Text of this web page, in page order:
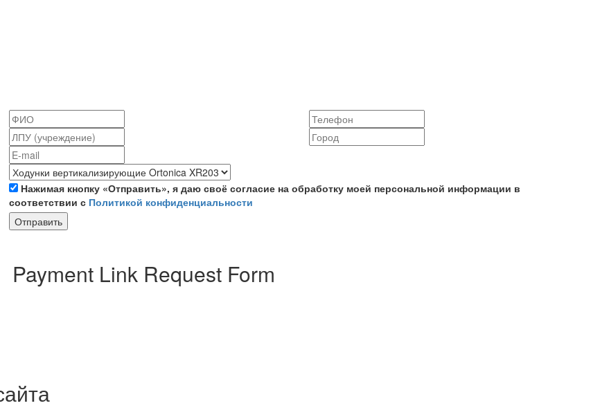
Нажимая кнопку «Отправить», я даю своё согласие на обработку моей персональной информации в
соответствии с Политикой конфиденциальности
Отправить
Payment Link Request Form